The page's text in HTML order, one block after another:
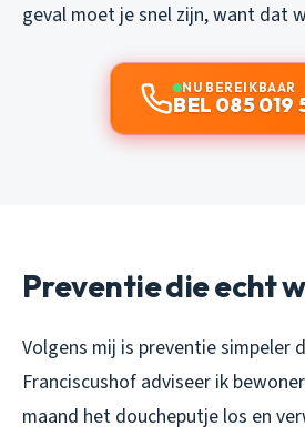
geval moet je snel zijn, want dat
NU BEREIKBAAR
BEL 085 019
Preventie die echt
Volgens mij is preventie simpeler
Franciscushof adviseer ik
maand het doucheputje los en